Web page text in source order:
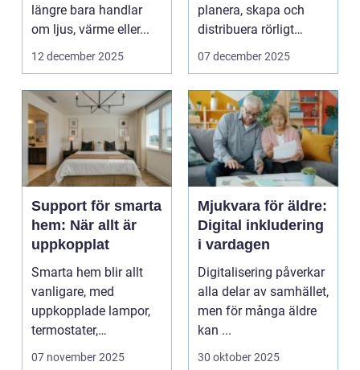
längre bara handlar
om ljus, värme eller...
12 december 2025
planera, skapa och
distribuera rörligt
innehåll som fö...
07 december 2025
Support för smarta
hem: När allt är
uppkopplat
Smarta hem blir allt
vanligare, med
uppkopplade lampor,
termostater,
säkerhetskameror och
07 november 2025
Mjukvara för äldre:
Digital inkludering
i vardagen
Digitalisering påverkar
alla delar av samhället,
men för många äldre
kan ...
30 oktober 2025